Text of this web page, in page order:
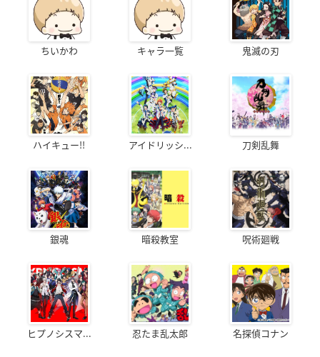
ちいかわ キャラ一覧 鬼滅の刃
ハイキュー!! アイドリッシ... 刀剣乱舞
銀魂 暗殺教室 呪術廻戦
ヒプノシスマ... 忍たま乱太郎 名探偵コナン